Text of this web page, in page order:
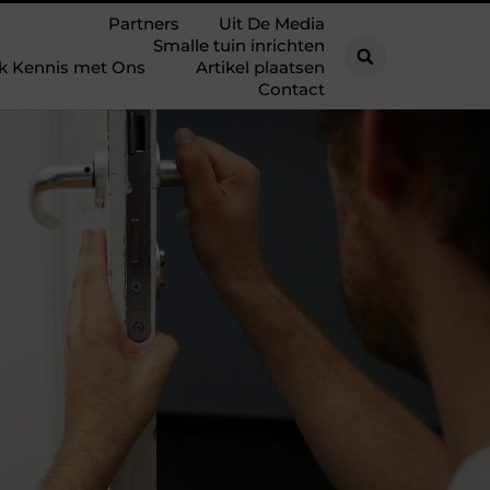
Partners
Uit De Media
Smalle tuin inrichten
Kennis met Ons
Artikel plaatsen
Contact